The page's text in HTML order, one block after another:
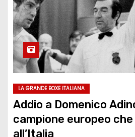
LA GRANDE BOXE ITALIANA
Addio a Domenico
campione europeo
all’Italia